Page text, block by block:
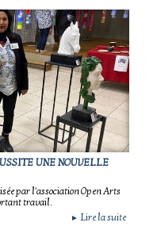
UNE NOUVELLE
par l'association Open Arts
travail.
► Lire la suite